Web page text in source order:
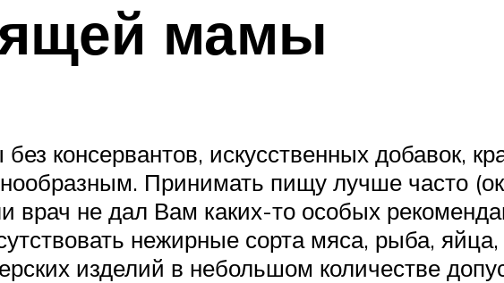
мамы
консервантов, искусственных добавок,
Принимать пищу лучше часто
врач не дал Вам каких-то особых
нежирные сорта мяса, рыба,
изделий в небольшом количестве